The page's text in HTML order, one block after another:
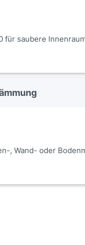
für saubere
, Wand- oder